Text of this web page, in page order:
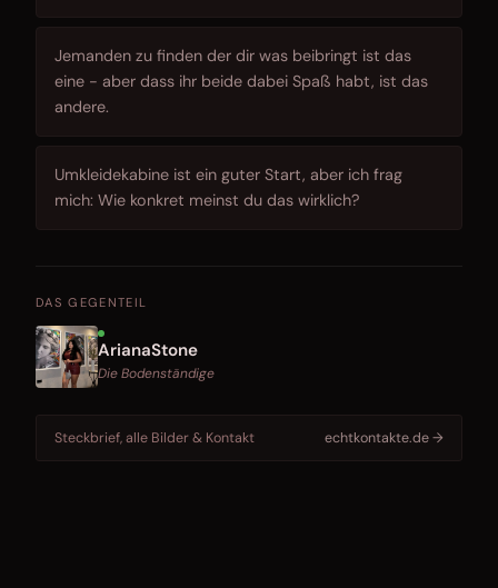
Jemanden zu finden der dir was beibringt ist das
eine - aber dass ihr beide dabei Spaß habt, ist das
andere.
Umkleidekabine ist ein guter Start, aber ich frag
mich: Wie konkret meinst du das wirklich?
DAS GEGENTEIL
ArianaStone
Die Bodenständige
Steckbrief, alle Bilder & Kontakt echtkontakte.de →